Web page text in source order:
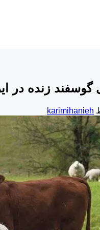
گوسفند زنده در
karimihanieh